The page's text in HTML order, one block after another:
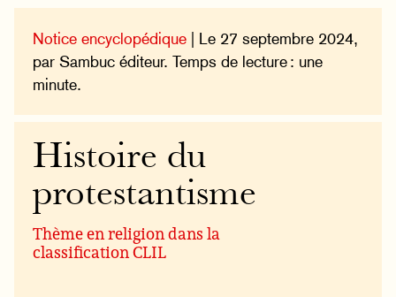
Notice encyclopédique | Le 27 septembre 2024,
par Sambuc éditeur. Temps de lecture : une
minute.
Histoire du
protestantisme
Thème en religion dans la
classification CLIL